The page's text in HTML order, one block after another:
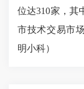
位达310家，其
市技术交易市
明小科）